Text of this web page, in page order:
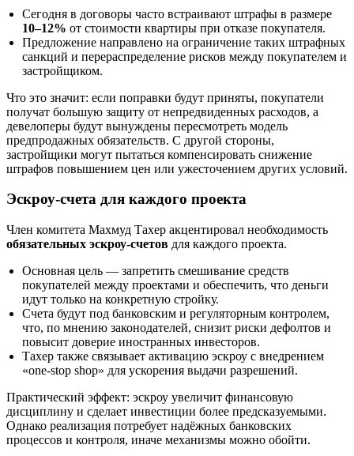
Сегодня в договоры часто встраивают штрафы в размере
10–12% от стоимости квартиры при отказе покупателя.
Предложение направлено на ограничение таких штрафных
санкций и перераспределение рисков между покупателем и
застройщиком.
Что это значит: если поправки будут приняты, покупатели
получат большую защиту от непредвиденных расходов, а
девелоперы будут вынуждены пересмотреть модель
предпродажных обязательств. С другой стороны,
застройщики могут пытаться компенсировать снижение
штрафов повышением цен или ужесточением других условий.
Эскроу-счета для каждого проекта
Член комитета Махмуд Тахер акцентировал необходимость
обязательных эскроу-счетов для каждого проекта.
Основная цель — запретить смешивание средств
покупателей между проектами и обеспечить, что деньги
идут только на конкретную стройку.
Счета будут под банковским и регуляторным контролем,
что, по мнению законодателей, снизит риски дефолтов и
повысит доверие иностранных инвесторов.
Тахер также связывает активацию эскроу с внедрением
«one-stop shop» для ускорения выдачи разрешений.
Практический эффект: эскроу увеличит финансовую
дисциплину и сделает инвестиции более предсказуемыми.
Однако реализация потребует надёжных банковских
процессов и контроля, иначе механизмы можно обойти.